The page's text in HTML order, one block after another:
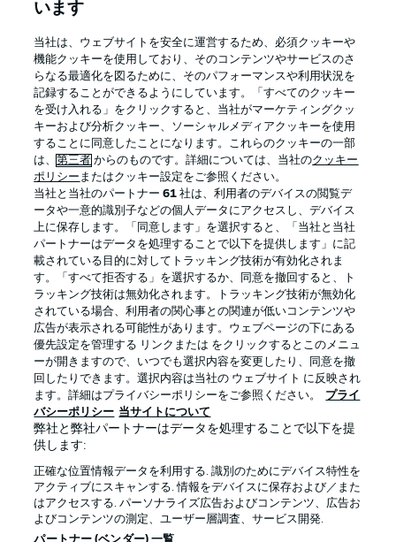
Official Partners
プライバシー・ポリシー 優先設定を管理する
利用条件 放送局
求人 選手
当サイトについて
います
当社は、ウェブサイトを安全に運営するため、必須クッキーや
機能クッキーを使用しており、そのコンテンツやサービスのさ
らなる最適化を図るために、そのパフォーマンスや利用状況を
記録することができるようにしています。「すべてのクッキー
を受け入れる」をクリックすると、当社がマーケティングクッ
キーおよび分析クッキー、ソーシャルメディアクッキーを使用
することに同意したことになります。これらのクッキーの一部
は、第三者 からのものです。詳細については、当社のクッキー
ポリシー またはクッキー設定をご参照ください。
当社と当社のパートナー61 社は、利用者のデバイスの閲覧デ
ータや一意的識別子などの個人データにアクセスし、デバイス
上に保存します。「同意します」を選択すると、「当社と当社
パートナーはデータを処理することで以下を提供します」に記
載されている目的に対してトラッキング技術が有効化されま
す。「すべて拒否する」を選択するか、同意を撤回すると、ト
ラッキング技術は無効化されます。トラッキング技術が無効化
されている場合、利用者の関心事との関連が低いコンテンツや
広告が表示される可能性があります。ウェブページの下にある
優先設定を管理する リンクまたは をクリックするとこのメニュ
ーが開きますので、いつでも選択内容を変更したり、同意を撤
回したりできます。選択内容は当社の ウェブサイト に反映され
ます。詳細はプライバシーポリシーをご参照ください。
プライ
バシーポリシー 当サイトについて
弊社と弊社パートナーはデータを処理することで以下を提
供します:
正確な位置情報データを利用する. 識別のためにデバイス特性を
アクティブにスキャンする. 情報をデバイスに保存および／また
はアクセスする. パーソナライズ広告およびコンテンツ、広告お
よびコンテンツの測定、ユーザー層調査、サービス開発.